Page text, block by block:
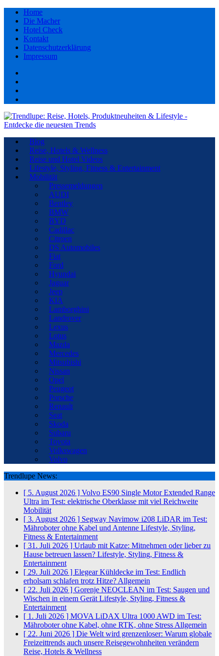
Home
Die Macher
Hotel Check
Kontakt
Datenschutzerklärung
Impressum
Blog
Reise, Hotels & Wellness
Reise und Hotel Videos
Lifestyle, Styling, Fitness & Entertainment
Mobilität
Pressemeldungen
AUDI
Bentley
BMW
BYD
Cadillac
Citroen
DS Automobiles
Fiat
Ford
Hyundai
Jaguar
Jeep
KIA
Lamborghini
Landrover
Lexus
Lotus
Mazda
Mercedes
Mitsubishi
Nissan
Opel
Peugeot
Porsche
Renault
Seat
Skoda
Subaru
Toyota
Volkswagen
Volvo
Trendlupe News:
[ 5. August 2026 ] Volvo ES90 Single Motor Extended Range
Ultra im Test: elektrische Oberklasse mit viel Reichweite
Mobilität
[ 3. August 2026 ] Segway Navimow i208 LiDAR im Test:
Mähroboter ohne Kabel und Antenne Lifestyle, Styling,
Fitness & Entertainment
[ 31. Juli 2026 ] Urlaub mit Katze: Mitnehmen oder lieber zu
Hause betreuen lassen? Lifestyle, Styling, Fitness &
Entertainment
[ 29. Juli 2026 ] Elegear Kühldecke im Test: Endlich
erholsam schlafen trotz Hitze? Allgemein
[ 22. Juli 2026 ] Gorenje NEOCLEAN im Test: Saugen und
Wischen in einem Gerät Lifestyle, Styling, Fitness &
Entertainment
[ 1. Juli 2026 ] MOVA LiDAX Ultra 1000 AWD im Test:
Mähroboter ohne Kabel, ohne RTK, ohne Stress Allgemein
[ 22. Juni 2026 ] Die Welt wird grenzenloser: Warum globale
Freizeittrends auch unsere Reisegewohnheiten verändern
Reise, Hotels & Wellness